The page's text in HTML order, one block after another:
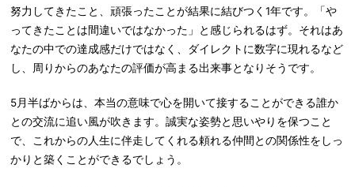
努力してきたこと、頑張ったことが結果に結びつく1年です。「や
ってきたことは間違いではなかった」と感じられるはず。それはあ
なたの中での達成感だけではなく、ダイレクトに数字に現れるなど
し、周りからのあなたの評価が高まる出来事となりそうです。
5月半ばからは、本当の意味で心を開いて接することができる誰か
との交流に追い風が吹きます。誠実な姿勢と思いやりを保つこと
で、これからの人生に伴走してくれる頼れる仲間との関係性をしっ
かりと築くことができるでしょう。